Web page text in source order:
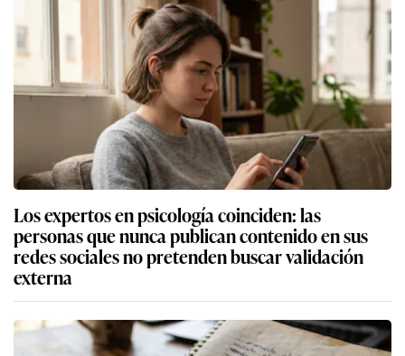
Los expertos en psicología coinciden: las
personas que nunca publican contenido en sus
redes sociales no pretenden buscar validación
externa